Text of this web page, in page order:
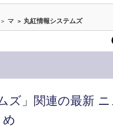
> マ > 丸紅情報システムズ
ズ」関連の最新
め